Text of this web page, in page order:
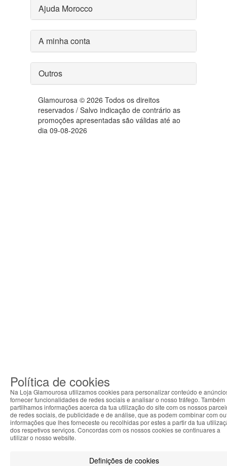
Ajuda Morocco
A minha conta
Outros
Glamourosa © 2026 Todos os direitos
reservados / Salvo indicação de contrário as
promoções apresentadas são válidas até ao
dia 09-08-2026
Política de cookies
Na Loja Glamourosa utilizamos cookies para personalizar conteúdo e
fornecer funcionalidades de redes sociais e analisar o nosso tráfego. Também
partilhamos informações acerca da tua utilização do site com os nossos
de redes sociais, de publicidade e de análise, que as podem combinar com
informações que lhes forneceste ou recolhidas por estes a partir da tua
dos respetivos serviços. Concordas com os nossos cookies se continuares a
utilizar o nosso website.
Definições de cookies